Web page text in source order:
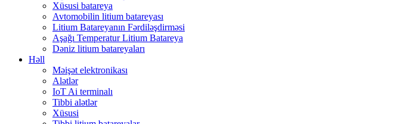
Xüsusi batareya
Avtomobilin litium batareyası
Litium Batareyanın Fərdiləşdirməsi
Aşağı Temperatur Litium Batareya
Dəniz litium batareyaları
Həll
Məişət elektronikası
Alətlər
IoT Ai terminalı
Tibbi alətlər
Xüsusi